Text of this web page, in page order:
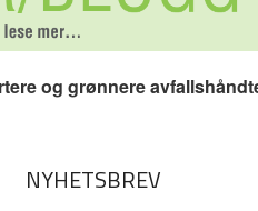
og grønnere
NYHETSBREV